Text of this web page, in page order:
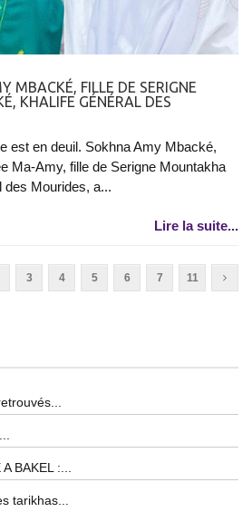
MBACKÉ, FILLE DE SERIGNE
KHALIFE GÉNÉRAL DES
est en deuil. Sokhna Amy Mbacké,
Ma-Amy, fille de Serigne Mountakha
des Mourides, a...
Lire la suite...
3 4 5 6 7 11
BAKEL :...
tarikhas...